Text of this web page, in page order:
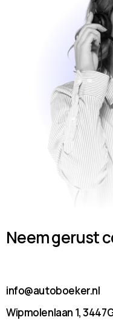
Neem gerust
info@autoboeker.nl
Wipmolenlaan 1,